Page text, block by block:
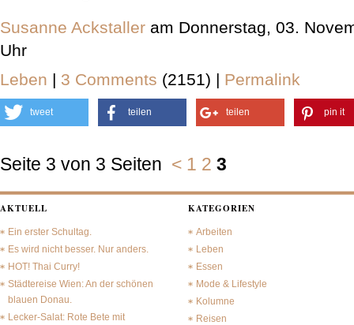
Susanne Ackstaller am Donnerstag, 03.
Uhr
Leben | 3 Comments (2151) | Permalink
tweet teilen teilen pin it
Seite 3 von 3 Seiten < 1 2 3
AKTUELL
Ein erster Schultag.
Es wird nicht besser. Nur anders.
HOT! Thai Curry!
Städtereise Wien: An der schönen
blauen Donau.
Lecker-Salat: Rote Bete mit
KATEGORIEN
Arbeiten
Leben
Essen
Mode & Lifestyle
Kolumne
Reisen